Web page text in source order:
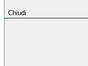
Chiudi